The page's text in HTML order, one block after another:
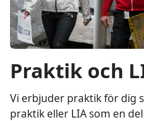
Praktik och
Vi erbjuder praktik för dig
praktik eller LIA som en